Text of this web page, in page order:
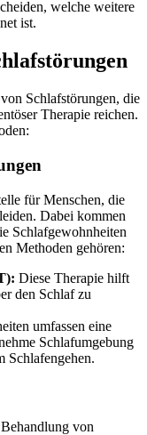
welche weitere
ist.
Schlafstörungen, die
Therapie reichen.
für Menschen, die
Dabei kommen
Schlafgewohnheiten
Methoden gehören:
Diese Therapie hilft
den Schlaf zu
umfassen eine
Schlafumgebung
Schlafengehen.
von